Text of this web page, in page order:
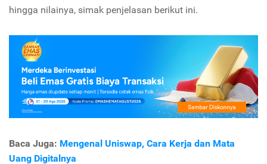
hingga nilainya, simak penjelasan berikut ini.
Baca Juga: Mengenal Uniswap, Cara Kerja dan Mata
Uang Digitalnya